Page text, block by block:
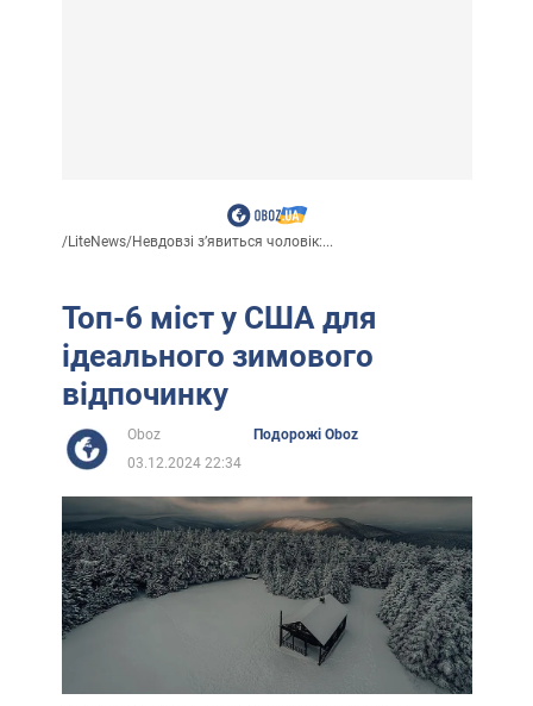
/LiteNews/Невдовзі зʼявиться чоловік:...
Топ-6 міст у США для
ідеального зимового
відпочинку
Oboz
Подорожі Oboz
03.12.2024 22:34